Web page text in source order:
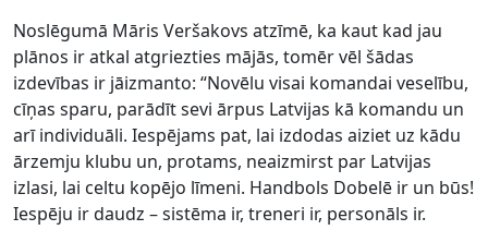
Noslēgumā Māris Veršakovs atzīmē, ka kaut kad jau
plānos ir atkal atgriezties mājās, tomēr vēl šādas
izdevības ir jāizmanto: “Novēlu visai komandai veselību,
cīņas sparu, parādīt sevi ārpus Latvijas kā komandu un
arī individuāli. Iespējams pat, lai izdodas aiziet uz kādu
ārzemju klubu un, protams, neaizmirst par Latvijas
izlasi, lai celtu kopējo līmeni. Handbols Dobelē ir un būs!
Iespēju ir daudz – sistēma ir, treneri ir, personāls ir.